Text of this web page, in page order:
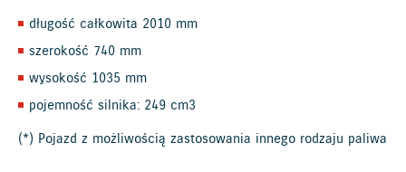
długość całkowita 2010 mm
szerokość 740 mm
wysokość 1035 mm
pojemność silnika: 249 cm3
(*) Pojazd z możliwością zastosowania innego rodzaju paliwa